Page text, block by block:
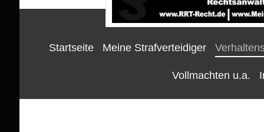
Startseite Meine Strafverteidiger
Vollmachten u.a.